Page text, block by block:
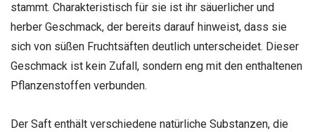
stammt. Charakteristisch für sie ist ihr säuerlicher und
herber Geschmack, der bereits darauf hinweist, dass sie
sich von süßen Fruchtsäften deutlich unterscheidet. Dieser
Geschmack ist kein Zufall, sondern eng mit den enthaltenen
Pflanzenstoffen verbunden.
Der Saft enthält verschiedene natürliche Substanzen, die